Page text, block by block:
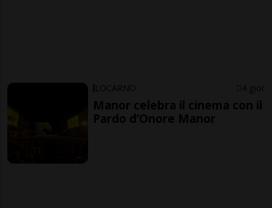
LOCARNO 4 gior
Manor celebra il cinema con il
Pardo d’Onore Manor